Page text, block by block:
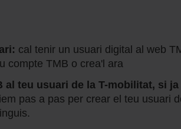
cal tenir un usuari digital al web
compte TMB o crea'l ara
al teu usuari de la T-mobilitat, si ja
pas a pas per crear el teu usuari